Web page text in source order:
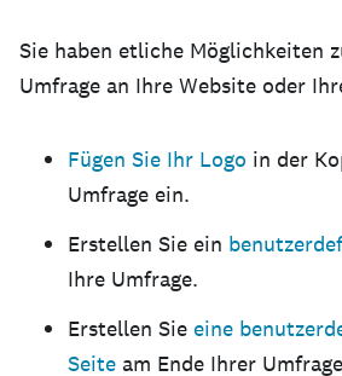
Sie haben etliche Möglichkeiten
Umfrage an Ihre Website oder
Fügen Sie Ihr Logo in der
Umfrage ein.
Erstellen Sie ein
Ihre Umfrage.
Erstellen Sie eine
Seite am Ende Ihrer